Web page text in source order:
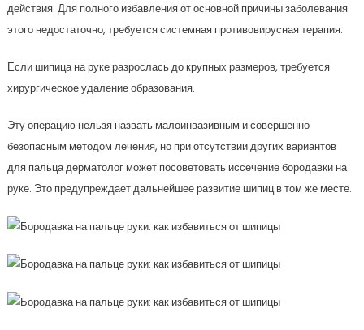
действия. Для полного избавления от основной причины заболевания
этого недостаточно, требуется системная противовирусная терапия.
Если шипица на руке разрослась до крупных размеров, требуется
хирургическое удаление образования.
Эту операцию нельзя назвать малоинвазивным и совершенно
безопасным методом лечения, но при отсутствии других вариантов
для пальца дерматолог может посоветовать иссечение бородавки на
руке. Это предупреждает дальнейшее развитие шипиц в том же месте.